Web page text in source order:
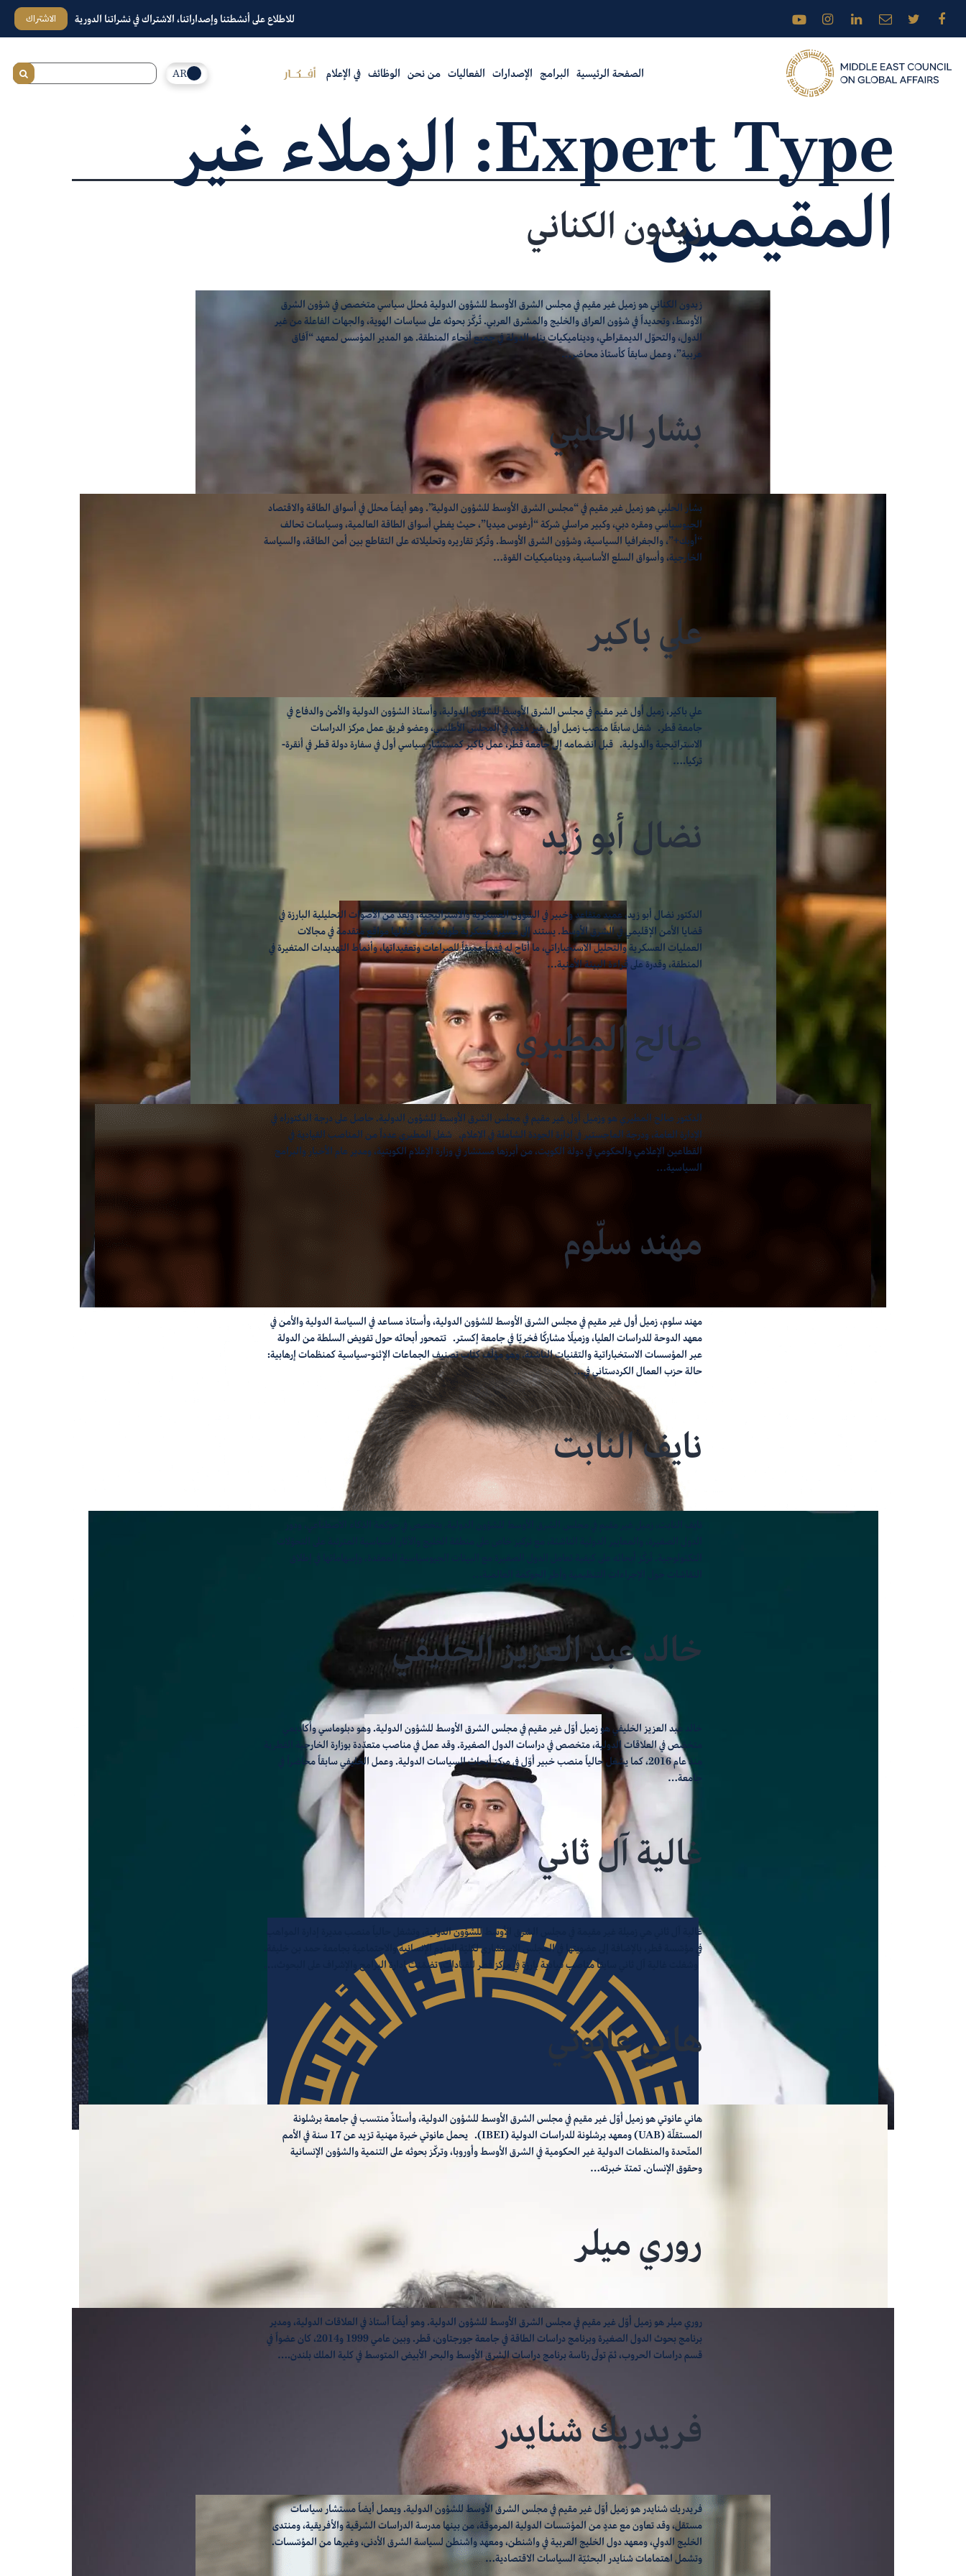
للاطلاع على أنشطتنا وإصداراتنا، الاشتراك في نشراتنا الدورية الاشتراك
الصفحة الرئيسية البرامج الإصدارات الفعاليات من نحن الوظائف في الإعلام AR
Expert Type: الزملاء غير
المقيمينزيدون الكناني
زيدون الكناني هو زميل غير مقيم في مجلس الشرق الأوسط للشؤون الدولية مُحلل سياسي متخصص في شؤون الشرق
الأوسط، وتحديداً في شؤون العراق والخليج والمشرق العربي. تُركّز بحوثه على سياسات الهوية، والجهات الفاعلة من غير
الدول، والتحوّل الديمقراطي، وديناميكيات بناء الدولة في جميع أنحاء المنطقة. هو المدير المؤسس لمعهد “آفاق
عربية”، وعمل سابقاً كأستاذ محاضر…
بشار الحلبي
بشار الحلبي هو زميل غير مقيم في “مجلس الشرق الأوسط للشؤون الدولية”. وهو أيضاً محلل في أسواق الطاقة والاقتصاد
الجيوسياسي ومقره دبي، وكبير مراسلي شركة “أرغوس ميديا”، حيث يغطي أسواق الطاقة العالمية، وسياسات تحالف
“أوبك+”، والجغرافيا السياسية، وشؤون الشرق الأوسط. وتُركز تقاريره وتحليلاته على التقاطع بين أمن الطاقة، والسياسة
الخارجية، وأسواق السلع الأساسية، وديناميكيات القوة…
علي باكير
علي باكير، زميل أول غير مقيم في مجلس الشرق الأوسط للشؤون الدولية، وأستاذ الشؤون الدولية والأمن والدفاع في
جامعة قطر. شغل سابقًا منصب زميل أول غير مقيم في المجلس الأطلسي، وعضو فريق عمل مركز الدراسات
الاستراتيجية والدولية. قبل انضمامه إلى جامعة قطر، عمل باكير كمستشار سياسي أول في سفارة دولة قطر في أنقرة-
تركيا.…
نضال أبو زيد
الدكتور نضال أبو زيد، عميد متقاعد وخبير في الشؤون العسكرية والاستراتيجية، ويُعدّ من الأصوات التحليلية البارزة في
قضايا الأمن الإقليمي في الشرق الأوسط. يستند إلى مسيرة عسكرية طويلة شَغٍل خلالها مواقع متقدمة في مجالات
العمليات العسكرية والتحليل الاستخباراتي، ما أتاح له فهماً عميقاً للصراعات وتعقيداتها، وأنماط التهديدات المتغيرة في
المنطقة، وقدرة على قراءة البيئة الأمنية…
صالح المطيري
الدكتور صالح المطيري هو وزميل أول غير مقيم في مجلس الشرق الأوسط للشؤون الدولية. حاصل على درجة الدكتوراه في
الإدارة العامة، ودرجة الماجستير في إدارة الجودة الشاملة في الإعلام. شغل المطيري عدداً من المناصب القيادية في
القطاعين الإعلامي والحكومي في دولة الكويت، من أبرزها مستشار في وزارة الإعلام الكويتية، ومدير عام الأخبار والبرامج
السياسية…
مهند سلّوم
مهند سلوم، زميل أول غير مقيم في مجلس الشرق الأوسط للشؤون الدولية، وأستاذ مساعد في السياسة الدولية والأمن في
معهد الدوحة للدراسات العليا، وزميلًا مشاركًا فخريًا في جامعة إكستر. تتمحور أبحاثه حول تفويض السلطة من الدولة
عبر المؤسسات الاستخباراتية والتقنيات الناشئة. وهو مؤلّف كتاب تصنيف الجماعات الإثنو-سياسية كمنظمات إرهابية:
حالة حزب العمال الكردستاني في…
نايف النابت
Screenshot
خالد عبد العزيز الخليفي
خالد عبد العزيز الخليفي هو زميل أوّل غير مقيم في مجلس الشرق الأوسط للشؤون الدولية. وهو دبلوماسي وأكاديمي
متخصّص في العلاقات الدولية، متخصص في دراسات الدول الصغيرة. وقد عمل في مناصب متعدّدة بوزارة الخارجية القطرية
منذ عام 2016، كما يشغل حالياً منصب خبير أوّل في مركز أبحاث السياسات الدولية. وعمل الخليفي سابقاً محاضراً في
جامعة…
غالية آل ثاني
غالية آل ثاني هي زميلة غير مقيمة في مجلس الشرق الأوسط للشؤون الدولية، وتشغل حالياً منصب مديرة إدارة المواهب
في مؤسّسة قطر، بالإضافة إلى عضويتها في المجلس الاستشاري لكليّة العلوم الإنسانية والاجتماعية بجامعة حمد بن خليفة.
وشغلت غالية آل ثاني سابقاً مناصب قيادية بارزة في مركز قطر للقيادات، تضمّنت إدارة البرامج والإشراف على البحوث،…
هاني عانوتي
هاني عانوتي هو زميل أوّل غير مقيم في مجلس الشرق الأوسط للشؤون الدولية، وأستاذٌ منتسب في جامعة برشلونة
المستقلّة (UAB) ومعهد برشلونة للدراسات الدولية (IBEI). يحمل عانوتي خبرة مهنية تزيد عن 17 سنة في الأمم
المتّحدة والمنظمات الدولية غير الحكومية في الشرق الأوسط وأوروبا، وتركّز بحوثه على التنمية والشؤون الإنسانية
وحقوق الإنسان. تمتدّ خبرته…
روري ميلر
روري ميلر هو زميل أوّل غير مقيم في مجلس الشرق الأوسط للشؤون الدولية. وهو أيضاً أستاذ في العلاقات الدولية، ومدير
برنامج بحوث الدول الصغيرة وبرنامج دراسات الطاقة في جامعة جورجتاون، قطر. وبين عامي 1999 و2014، كان عضواً في
قسم دراسات الحروب، ثمّ تولّى رئاسة برنامج دراسات الشرق الأوسط والبحر الأبيض المتوسط في كلية الملك بلندن.…
فريدريك شنايدر
فريدريك شنايدر هو زميل أوّل غير مقيم في مجلس الشرق الأوسط للشؤون الدولية. ويعمل أيضاً مستشار سياسات
مستقل، وقد تعاون مع عددٍ من المؤسّسات الدولية المرموقة، من بينها مدرسة الدراسات الشرقية والأفريقية، ومنتدى
الخليج الدولي، ومعهد دول الخليج العربية في واشنطن، ومعهد واشنطن لسياسة الشرق الأدنى، وغيرها من المؤسّسات.
وتشمل اهتمامات شنايدر البحثيّة السياسات الاقتصادية…